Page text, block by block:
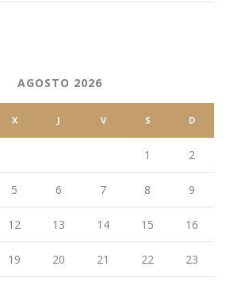
AGOSTO 2026
X J V S D
1 2
5 6 7 8 9
12 13 14 15 16
19 20 21 22 23